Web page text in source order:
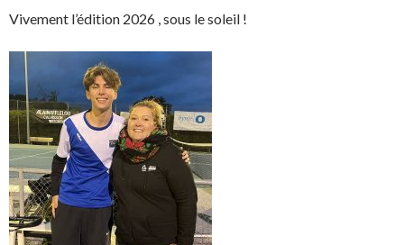
Vivement l’édition 2026 , sous le soleil !